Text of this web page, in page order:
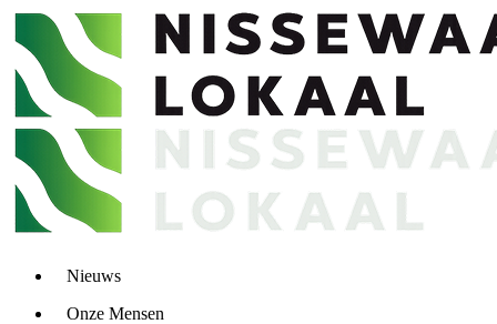
Nieuws
Onze Mensen